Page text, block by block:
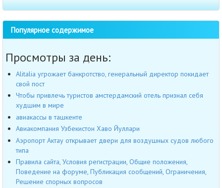
Популярное содержимое
Просмотры за день:
Alitalia угрожает банкротство, генеральный директор покидает
свой пост
Чтобы привлечь туристов амстердамский отель признал себя
худшим в мире
авиакассы в ташкенте
Авиакомпания Узбекистон Хаво Йуллари
Аэропорт Актау открывает двери для воздушных судов любого
типа
Правила сайта, Условия регистрации, Общие положения,
Поведение на форуме, Публикация сообщений, Ограничения,
Решение спорных вопросов